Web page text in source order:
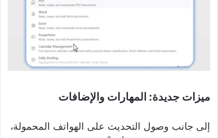
ميزات جديدة: المهارات والإضافات
إلى جانب وصول التحديث على الهواتف المحمولة،